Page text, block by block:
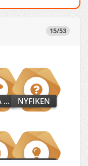
15/53
FÖRSTA STEGET NYFIKEN